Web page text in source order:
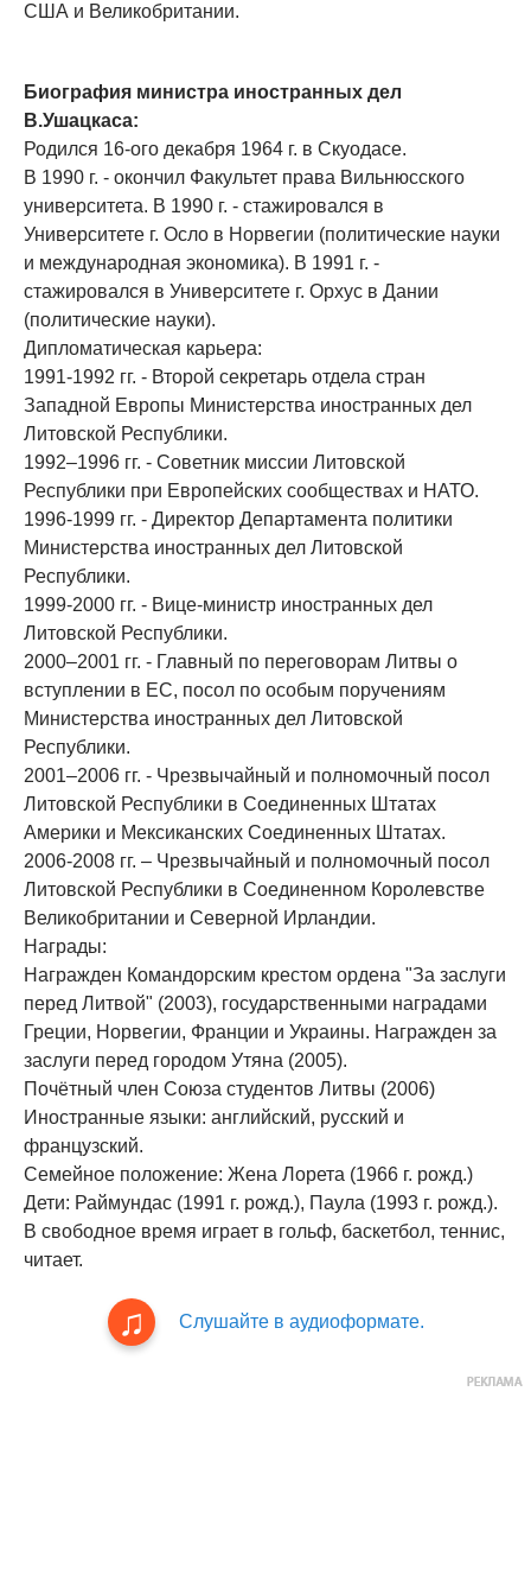
США и Великобритании.
Биография министра иностранных дел
В.Ушацкаса:
Родился 16-ого декабря 1964 г. в Скуодасе.
В 1990 г. - окончил Факультет права Вильнюсского
университета. В 1990 г. - стажировался в
Университете г. Осло в Норвегии (политические науки
и международная экономика). В 1991 г. -
стажировался в Университете г. Орхус в Дании
(политические науки).
Дипломатическая карьера:
1991-1992 гг. - Второй секретарь отдела стран
Западной Европы Министерства иностранных дел
Литовской Республики.
1992–1996 гг. - Советник миссии Литовской
Республики при Европейских сообществах и НАТО.
1996-1999 гг. - Директор Департамента политики
Министерства иностранных дел Литовской
Республики.
1999-2000 гг. - Вице-министр иностранных дел
Литовской Республики.
2000–2001 гг. - Главный по переговорам Литвы о
вступлении в ЕС, посол по особым поручениям
Министерства иностранных дел Литовской
Республики.
2001–2006 гг. - Чрезвычайный и полномочный посол
Литовской Республики в Соединенных Штатах
Америки и Мексиканских Соединенных Штатах.
2006-2008 гг. – Чрезвычайный и полномочный посол
Литовской Республики в Соединенном Королевстве
Великобритании и Северной Ирландии.
Награды:
Награжден Командорским крестом ордена "За заслуги
перед Литвой" (2003), государственными наградами
Греции, Норвегии, Франции и Украины. Награжден за
заслуги перед городом Утяна (2005).
Почётный член Союза студентов Литвы (2006)
Иностранные языки: английский, русский и
французский.
Семейное полoжение: Жена Лорета (1966 г. рожд.)
Дети: Раймундас (1991 г. рожд.), Паула (1993 г. рожд.).
В свободное время играет в гольф, баскетбол, теннис,
читает.
Слушайте в аудиоформате.